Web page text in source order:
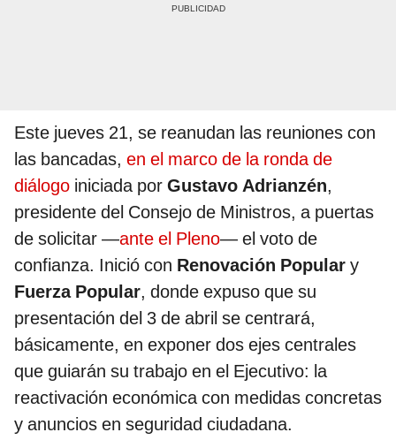
Este jueves 21, se reanudan las reuniones con
las bancadas, en el marco de la ronda de
diálogo iniciada por Gustavo Adrianzén,
presidente del Consejo de Ministros, a puertas
de solicitar —ante el Pleno— el voto de
confianza. Inició con Renovación Popular y
Fuerza Popular, donde expuso que su
presentación del 3 de abril se centrará,
básicamente, en exponer dos ejes centrales
que guiarán su trabajo en el Ejecutivo: la
reactivación económica con medidas concretas
y anuncios en seguridad ciudadana.